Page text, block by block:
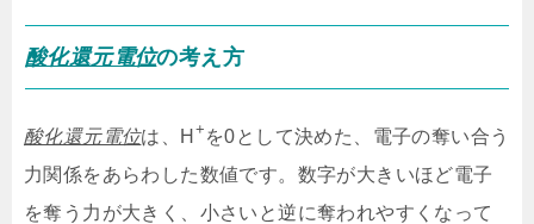
酸化還元電位の考え方
酸化還元電位は、H + を0として決めた、電子の奪い合う
力関係をあらわした数値です。数字が大きいほど電子
を奪う力が大きく、小さいと逆に奪われやすくなって